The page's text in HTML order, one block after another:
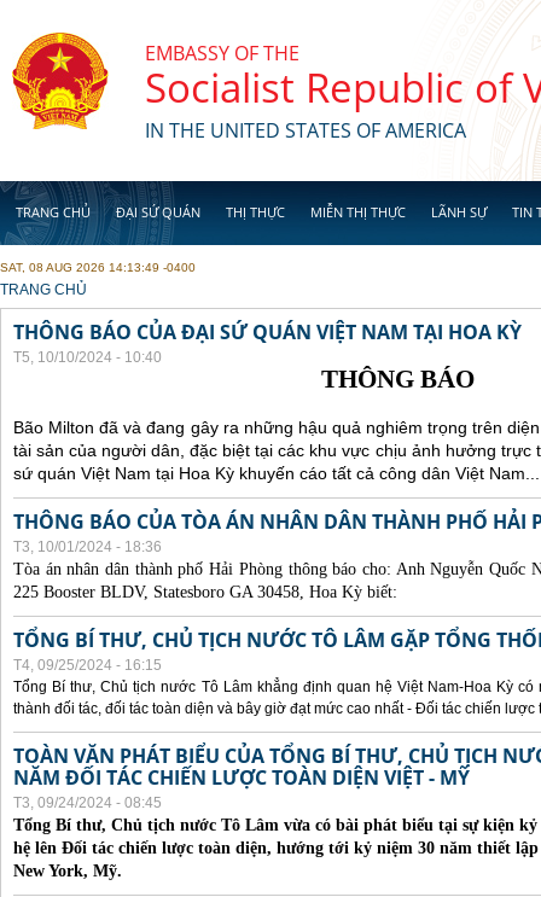
EMBASSY OF THE
Socialist Republic of
IN THE UNITED STATES OF AMERICA
TRANG CHỦ ĐẠI SỨ QUÁN THỊ THỰC MIỄN THỊ THỰC LÃNH SỰ TIN
SAT, 08 AUG 2026 14:13:49 -0400
YOU ARE HERE
TRANG CHỦ
THÔNG BÁO CỦA ĐẠI SỨ QUÁN VIỆT NAM TẠI HOA KỲ
T5, 10/10/2024 - 10:40
THÔNG BÁO
Bão Milton đã và đang gây ra những hậu quả nghiêm trọng trên
tài sản của người dân, đặc biệt tại các khu vực chịu ảnh hưởng
sứ quán Việt Nam tại Hoa Kỳ khuyến cáo tất cả công dân Việt Nam...
THÔNG BÁO CỦA TÒA ÁN NHÂN DÂN THÀNH PHỐ HẢI
T3, 10/01/2024 - 18:36
Tòa án nhân dân thành phố Hải Phòng thông báo cho: Anh Nguyễn Quốc
225 Booster BLDV, Statesboro GA 30458, Hoa Kỳ biết:
TỔNG BÍ THƯ, CHỦ TỊCH NƯỚC TÔ LÂM GẶP TỔNG
T4, 09/25/2024 - 16:15
Tổng Bí thư, Chủ tịch nước Tô Lâm khẳng định quan hệ Việt Nam-Hoa Kỳ
thành đối tác, đối tác toàn diện và bây giờ đạt mức cao nhất - Đối tác chiến lược
TOÀN VĂN PHÁT BIỂU CỦA TỔNG BÍ THƯ, CHỦ TỊCH
NĂM ĐỐI TÁC CHIẾN LƯỢC TOÀN DIỆN VIỆT - MỸ
T3, 09/24/2024 - 08:45
Tổng Bí thư, Chủ tịch nước Tô Lâm vừa có bài phát biểu tại sự kiện
hệ lên Đối tác chiến lược toàn diện, hướng tới kỷ niệm 30 năm thiết
New York, Mỹ.